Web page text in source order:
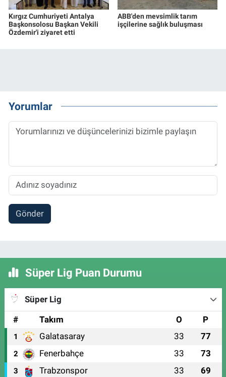
Kırgız Cumhuriyeti Antalya
Başkonsolosu Başkan Vekili
Özdemir'i ziyaret etti
ABB'den mevsimlik tarım
işçilerine sağlık buluşması
Yorumlar
Gönder
Süper Lig Puan Durumu
Süper Lig
#
Takım O P
1 Galatasaray 33 77
2 Fenerbahçe 33 73
3 Trabzonspor 33 69